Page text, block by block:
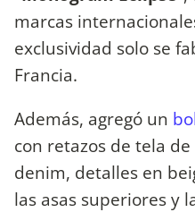
marcas
exclusividad solo se
Francia.
Además, agregó un
con retazos de tela
denim, detalles en
las asas superiores y